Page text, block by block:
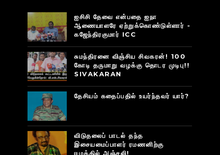
ஐசிசி தேவை என்பதை ஐநா
ஆணையாளரே ஏற்றுக்கொண்டுள்ளார் -
கஜேந்திரகுமார் ICC
சுமந்திரனை விஞ்சிய சிவகரன்! 100
கோடி தருமாறு வழக்கு தொடர முடிபு!!
SIVAKARAN
தேசியம் கதைப்பதில் உயர்ந்தவர் யார்?
விடுதலைப் பாடல் தந்த
இசையமைப்பாளர் ரமணனிற்கு
ஈழத்தில் அஞ்சலி!